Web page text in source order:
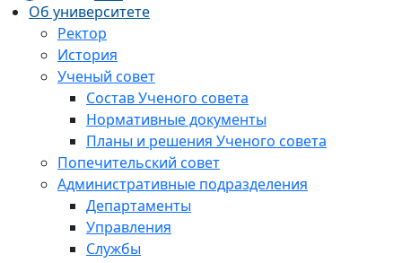
Об университете
Ректор
История
Ученый совет
Состав Ученого совета
Нормативные документы
Планы и решения Ученого совета
Попечительский совет
Административные подразделения
Департаменты
Управления
Службы